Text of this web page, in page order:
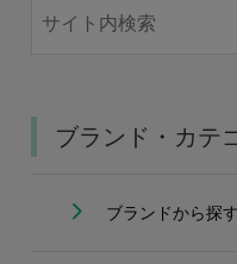
ブランド・カテ
ブランドから探す